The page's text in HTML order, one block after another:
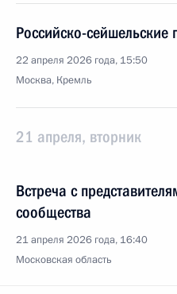
Российско-сейшельские
22 апреля 2026 года, 15:50
Москва, Кремль
21 апреля, вторник
Встреча с
сообщества
21 апреля 2026 года, 16:40
Московская область